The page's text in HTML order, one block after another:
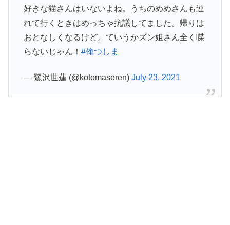
好きな猫さんはいないよね。うちのめめさんも連
れて行くときはめっちゃ抗議してました。帰りは
おとなしくなるけど。ていうかズン姐さん全く喋
らないじゃん！ #俺つしま
— 鷺沢世蓮 (@kotomaseren) July 23, 2021